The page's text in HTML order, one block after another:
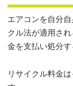
エアコンを自分
クル法が適用さ
金を支払い処分す
リサイクル料金